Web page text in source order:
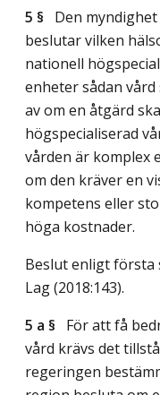
5 § Den
beslutar vilken
nationell
enheter sådan
av om en åtgärd
högspecialiserad
vården är komplex
om den kräver en
kompetens eller
höga kostnader.
Beslut enligt första
Lag (2018:143).
5 a § För att få
vård krävs det
regeringen